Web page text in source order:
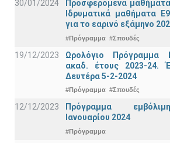
30/01/2024
Προσφερόμενα
Ιδρυματικά μαθήματα
για το εαρινό εξάμηνο
#Πρόγραμμα #Σπουδές
19/12/2023
Ωρολόγιο Πρόγραμμα
ακαδ. έτους 2023-24.
Δευτέρα 5-2-2024
#Πρόγραμμα #Σπουδές
12/12/2023
Πρόγραμμα
Ιανουαρίου 2024
#Πρόγραμμα